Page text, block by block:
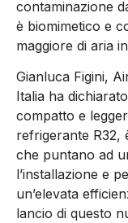
contaminazione
è biomimetico e
maggiore di aria
Gianluca Figini,
Italia ha
compatto e
refrigerante R32,
che puntano ad
l’installazione e
un’elevata
lancio di questo